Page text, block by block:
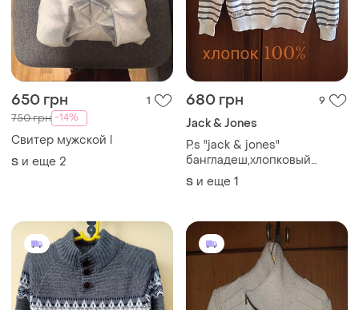
650 грн 1
750 грн -14%
Свитер мужской l
S и еще 2
680 грн 9
Jack & Jones
Р.s "jack & jones"
бангладеш,хлопковый
свитер
S и еще 1